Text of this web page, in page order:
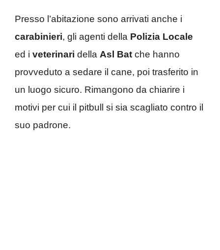
Presso l’abitazione sono arrivati anche i
carabinieri, gli agenti della Polizia Locale
ed i veterinari della Asl Bat che hanno
provveduto a sedare il cane, poi trasferito in
un luogo sicuro. Rimangono da chiarire i
motivi per cui il pitbull si sia scagliato contro il
suo padrone.